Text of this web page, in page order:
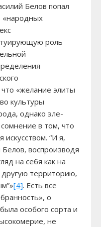
Белов попал
«народных
роль
«желание элиты
культуры
однако эле­
в том, что
“И я,
воспроизводя
на себя как на
территорию,
[4]. Есть все
о
особого сорта и
не